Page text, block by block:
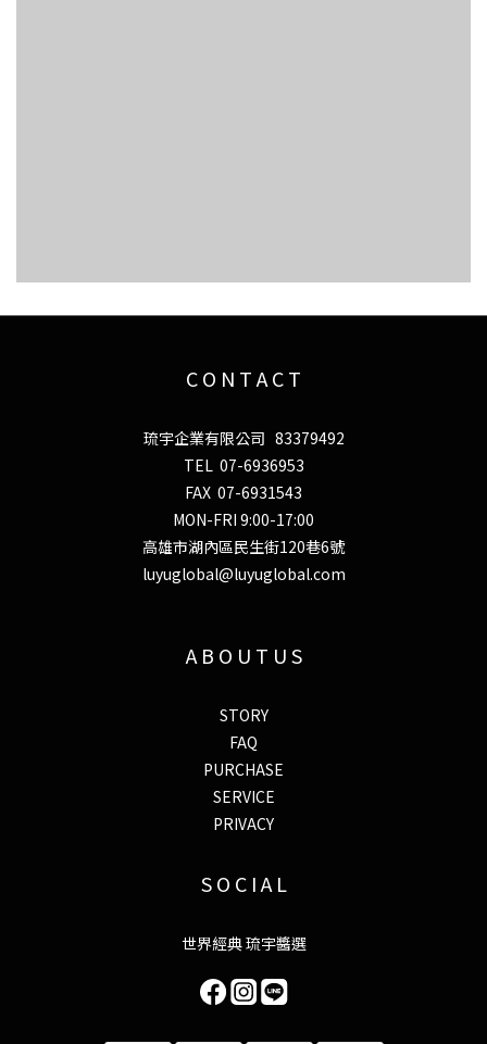
C O N T A C T
琉宇企業有限公司 83379492
TEL 07-6936953
FAX 07-6931543
MON-FRI 9:00-17:00
高雄市湖內區民生街120巷6號
luyuglobal@luyuglobal.com
A B O U T U S
STORY
FAQ
PURCHASE
SERVICE
PRIVACY
S O C I A L
世界經典 琉宇醬選